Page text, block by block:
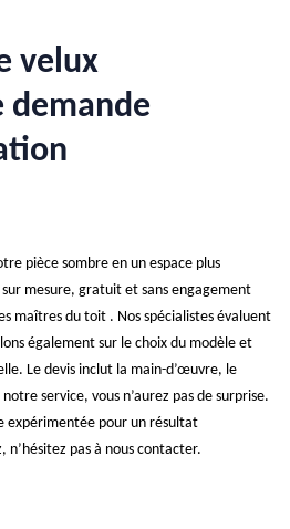
velux
demande
pièce sombre en un espace plus
mesure, gratuit et sans engagement
maîtres du toit . Nos spécialistes évaluent
également sur le choix du modèle et
Le devis inclut la main-d’œuvre, le
service, vous n’aurez pas de surprise.
expérimentée pour un résultat
n’hésitez pas à nous contacter.